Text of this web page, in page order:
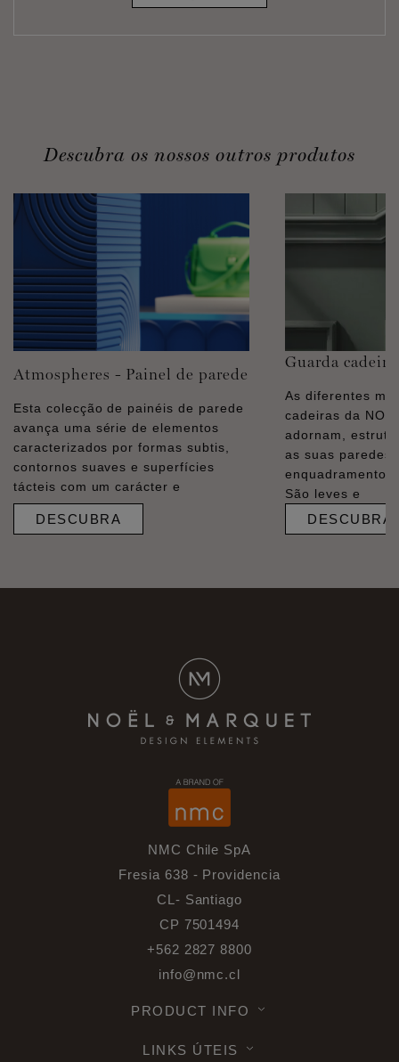
Descubra os nossos outros produtos
Atmospheres - Painel de parede
Esta colecção de painéis de parede
avança uma série de elementos
caracterizados por formas subtis,
contornos suaves e superfícies
tácteis com um carácter e
DESCUBRA
Guarda
As diferentes
cadeiras da
adornam,
as suas paredes
enquadramentos
São leves e
DESCUBRA
NMC Chile SpA
Fresia 638 - Providencia
CL- Santiago
CP 7501494
+562 2827 8800
info@nmc.cl
PRODUCT INFO
LINKS ÚTEIS